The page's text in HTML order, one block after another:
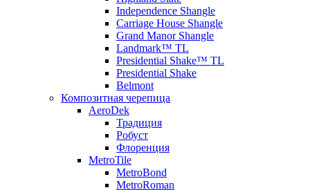
Independence Shangle
Carriage House Shangle
Grand Manor Shangle
Landmark™ TL
Presidential Shake™ TL
Presidential Shake
Belmont
Композитная черепица
AeroDek
Традиция
Робуст
Флоренция
MetroTile
MetroBond
MetroRoman